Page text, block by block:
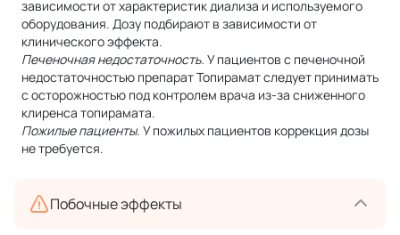
зависимости от характеристик диализа и используемого
оборудования. Дозу подбирают в зависимости от
клинического эффекта.
Печеночная недостаточность. У пациентов с печеночной
недостаточностью препарат Топирамат следует принимать
с осторожностью под контролем врача из-за сниженного
клиренса топирамата.
Пожилые пациенты. У пожилых пациентов коррекция дозы
не требуется.
Побочные эффекты